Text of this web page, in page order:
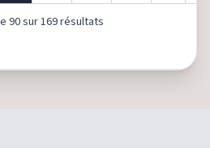
90sur169résultats